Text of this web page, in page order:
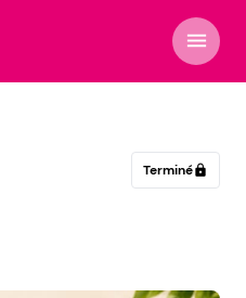
menu
Terminélock